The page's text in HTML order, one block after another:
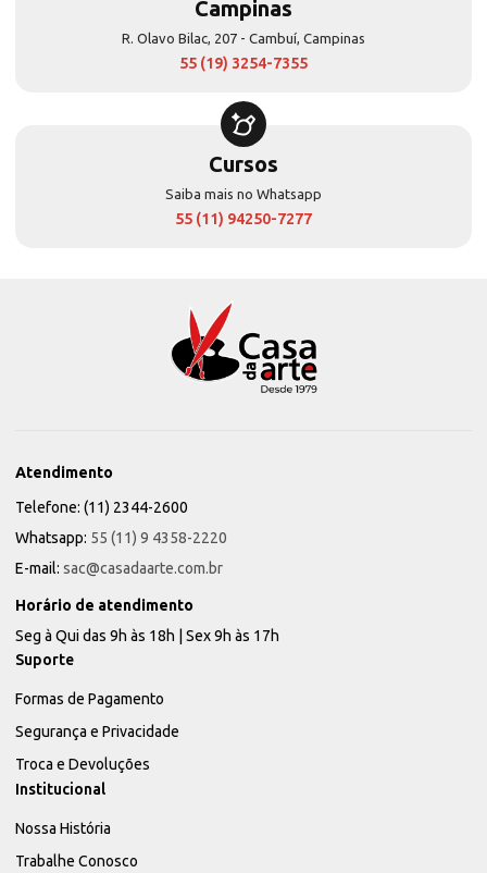
Campinas
R. Olavo Bilac, 207 - Cambuí, Campinas
55 (19) 3254-7355
Cursos
Saiba mais no Whatsapp
55 (11) 94250-7277
Atendimento
Telefone: (11) 2344-2600
Whatsapp: 55 (11) 9 4358-2220
E-mail: sac@casadaarte.com.br
Horário de atendimento
Seg à Qui das 9h às 18h | Sex 9h às 17h
Suporte
Formas de Pagamento
Segurança e Privacidade
Troca e Devoluções
Institucional
Nossa História
Trabalhe Conosco